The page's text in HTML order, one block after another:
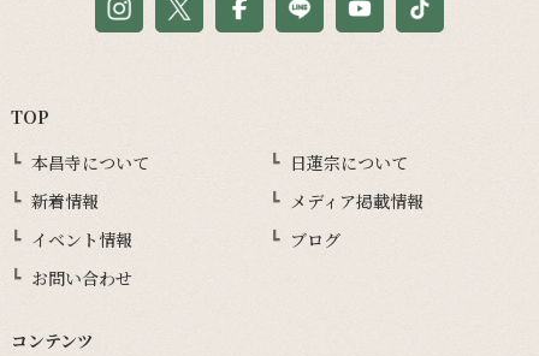
TOP
本昌寺について
日蓮宗について
新着情報
メディア掲載情報
イベント情報
ブログ
お問い合わせ
コンテンツ